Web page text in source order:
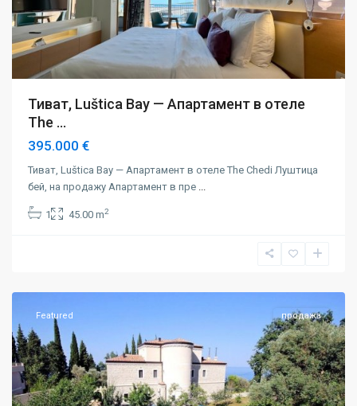
Тиват, Luštica Bay — Апартамент в отеле
The ...
395.000 €
Тиват, Luštica Bay — Апартамент в отеле The Chedi Луштица
бей, на продажу Апартамент в пре ...
1 45.00 m2
Будва ,
Featured продажа